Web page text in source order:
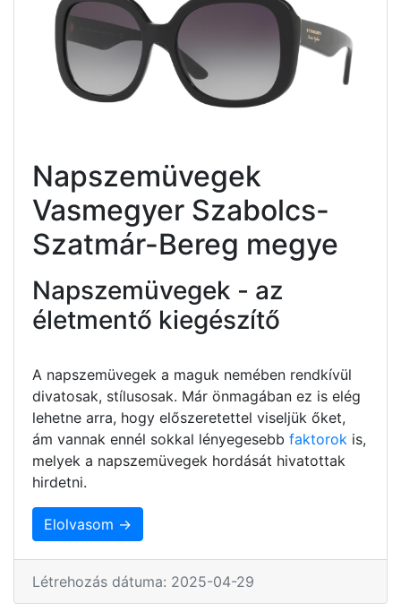
Napszemüvegek
Vasmegyer Szabolcs-
Szatmár-Bereg megye
Napszemüvegek - az
életmentő kiegészítő
A napszemüvegek a maguk nemében rendkívül
divatosak, stílusosak. Már önmagában ez is elég
lehetne arra, hogy előszeretettel viseljük őket,
ám vannak ennél sokkal lényegesebb faktorok is,
melyek a napszemüvegek hordását hivatottak
hirdetni.
Elolvasom →
Létrehozás dátuma: 2025-04-29